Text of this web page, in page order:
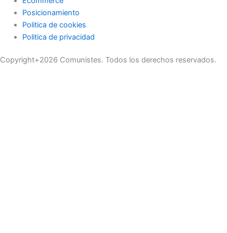
Posicionamiento
Politica de cookies
Politica de privacidad
Copyright+2026 Comunistes. Todos los derechos reservados.